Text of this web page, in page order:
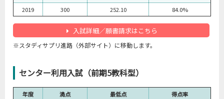
2019
300 252.10 84.0%
入試詳細／願書請求はこちら
※スタディサプリ進路（外部サイト）に移動します。
センター利用入試（前期5教科型）
年度 満点 最低点
得点率